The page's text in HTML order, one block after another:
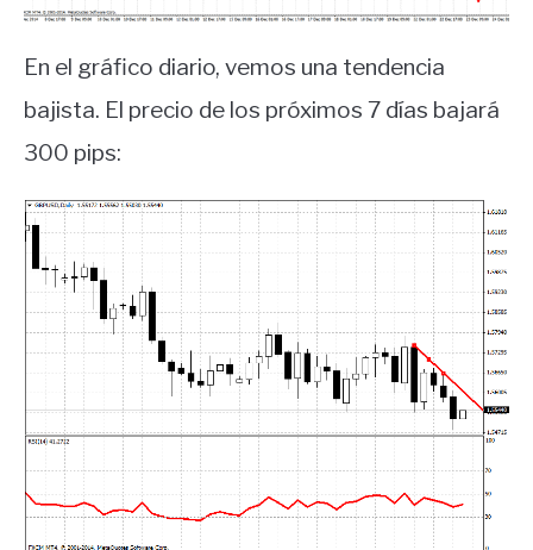
En el gráfico diario, vemos una tendencia
bajista. El precio de los próximos 7 días bajará
300 pips: